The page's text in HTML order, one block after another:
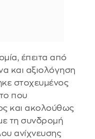
έπειτα από
και αξιολόγηση
στοχευμένος
που
και ακολούθως
τη συνδρομή
ανίχνευσης